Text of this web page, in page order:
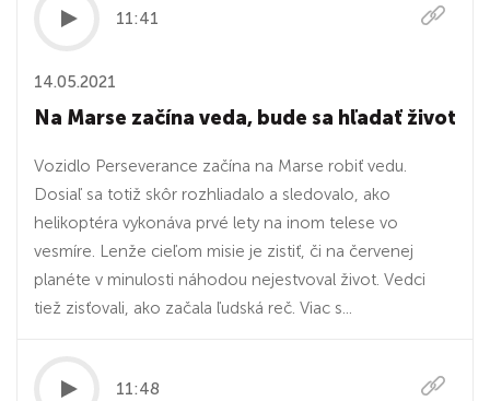
11:41
14.05.2021
Na Marse začína veda, bude sa hľadať život
Vozidlo Perseverance začína na Marse robiť vedu.
Dosiaľ sa totiž skôr rozhliadalo a sledovalo, ako
helikoptéra vykonáva prvé lety na inom telese vo
vesmíre. Lenže cieľom misie je zistiť, či na červenej
planéte v minulosti náhodou nejestvoval život. Vedci
tiež zisťovali, ako začala ľudská reč. Viac s...
11:48